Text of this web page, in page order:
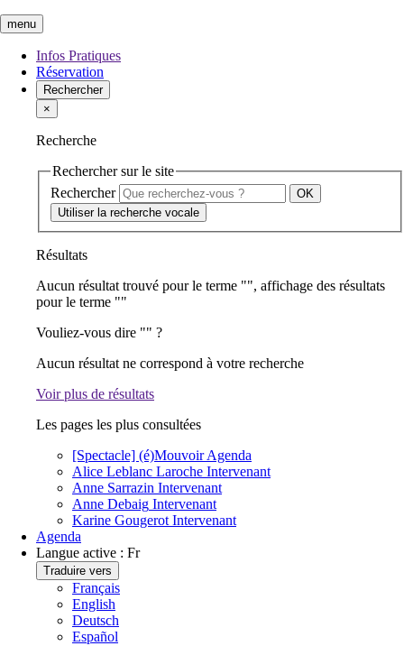
menu
Infos Pratiques
Réservation
Rechercher
×
Recherche
Rechercher sur le site
Rechercher
Utiliser la recherche vocale
Résultats
Aucun résultat trouvé pour le terme "", affichage des résultats
pour le terme ""
Vouliez-vous dire "" ?
Aucun résultat ne correspond à votre recherche
Voir plus de résultats
Les pages les plus consultées
[Spectacle] (é)Mouvoir Agenda
Alice Leblanc Laroche Intervenant
Anne Sarrazin Intervenant
Anne Debaig Intervenant
Karine Gougerot Intervenant
Agenda
Langue active : Fr
Traduire vers
Français
English
Deutsch
Español